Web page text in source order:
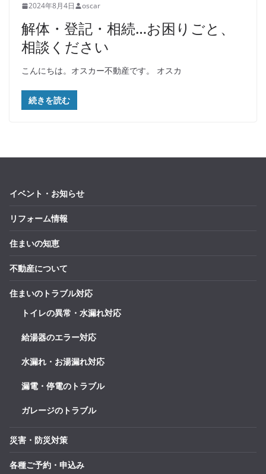
2024年8月4日 oscar
解体・登記・相続…お困りごと、
相談ください
こんにちは。オスカー不動産です。 オスカ
続きを読む
イベント・お知らせ
リフォーム情報
住まいの知恵
不動産について
住まいのトラブル対応
トイレの異常・水漏れ対応
給湯器のエラー対応
水漏れ・お湯漏れ対応
漏電・停電のトラブル
ガレージのトラブル
災害・防災対策
各種ご予約・申込み